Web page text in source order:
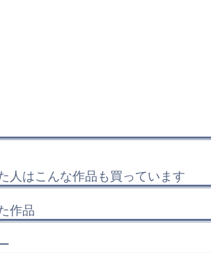
人はこんな作品も買っています
作品